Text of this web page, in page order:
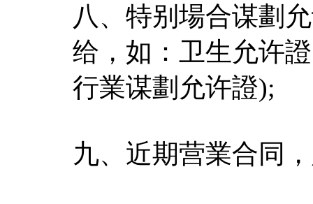
八、特别場合谋劃
给，如：卫生允许
行業谋劃允许證);
九、近期营業合同